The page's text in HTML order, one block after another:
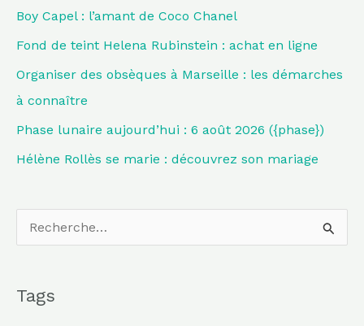
Boy Capel : l’amant de Coco Chanel
Fond de teint Helena Rubinstein : achat en ligne
Organiser des obsèques à Marseille : les démarches
à connaître
Phase lunaire aujourd’hui : 6 août 2026 ({phase})
Hélène Rollès se marie : découvrez son mariage
Tags